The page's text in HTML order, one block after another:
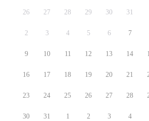
26 27 28 29 30 31
2 3 4 5 6 7
9 10 11 12 13 14
16 17 18 19 20 21
23 24 25 26 27 28
30 31 1 2 3 4